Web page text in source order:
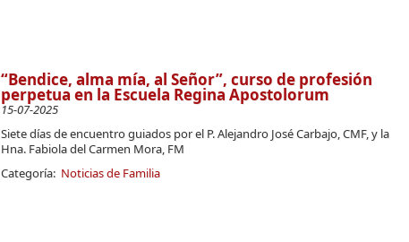
“Bendice, alma mía, al Señor”, curso de profesión
perpetua en la Escuela Regina Apostolorum
15-07-2025
Siete días de encuentro guiados por el P. Alejandro José Carbajo, CMF, y la
Hna. Fabiola del Carmen Mora, FM
Categoría: Noticias de Familia